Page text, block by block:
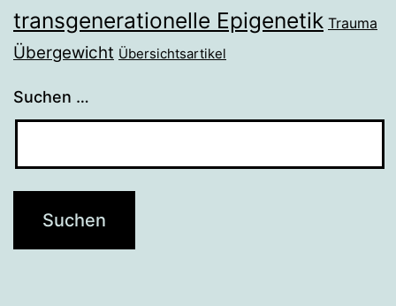
transgenerationelle Epigenetik Trauma
Übergewicht Übersichtsartikel
Suchen …